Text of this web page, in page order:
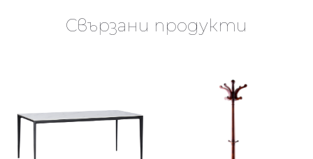
Свързани продукти